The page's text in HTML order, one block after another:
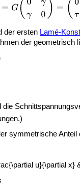
der ersten Lamé-
der geometrisch
die
symmetrische